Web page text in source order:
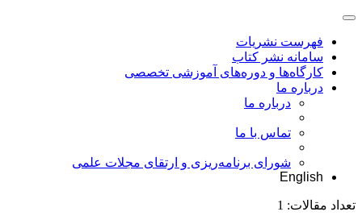
فهرست نشریات
سامانه نشر کتاب
کارگاه‌ها و دوره‌های آموزشی تخصصی
درباره ما
درباره ما
تماس با ما
شورای برنامه‌ریزی و ارتقای مجلات علمی
English
تعداد مقالات: 1